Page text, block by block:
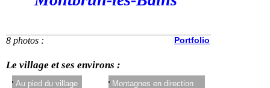
8 photos : Portfolio
Le village et ses environs :
Au pied du village
Montagnes en direction